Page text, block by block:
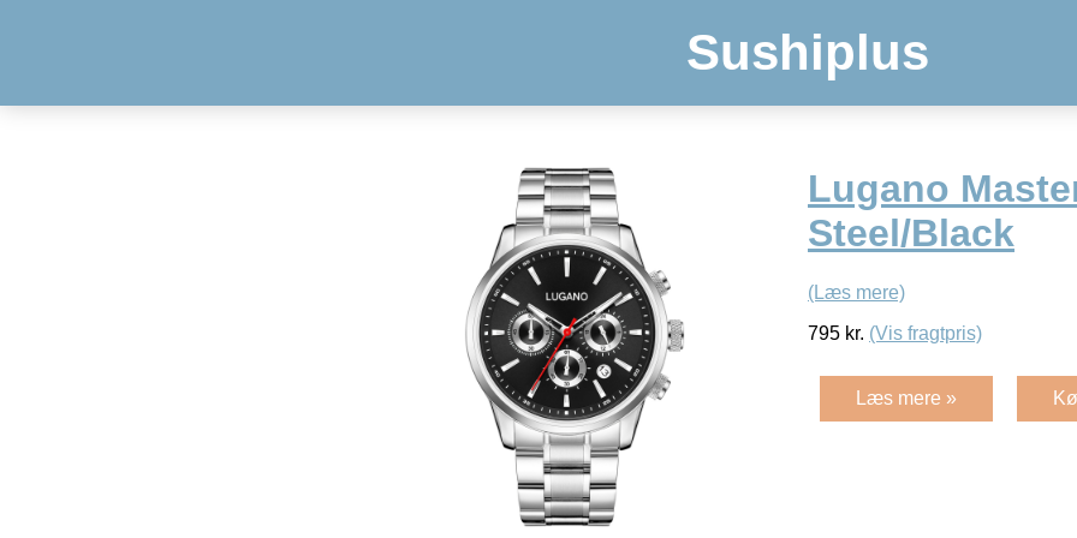
Sushiplus
Lugano
Steel/Black
(Læs mere)
795 kr. (Vis fragtpris)
Læs mere »